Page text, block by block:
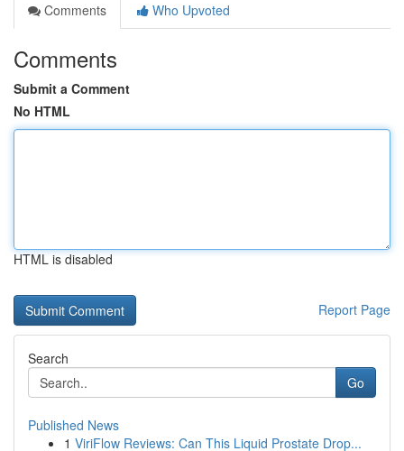
Comments
Who Upvoted
Comments
Submit a Comment
No HTML
HTML is disabled
Report Page
Search
Go
Published News
1 ViriFlow Reviews: Can This Liquid Prostate Drop...